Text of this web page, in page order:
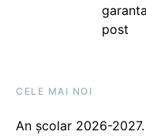
post
CELE MAI NOI
An școlar 2026-